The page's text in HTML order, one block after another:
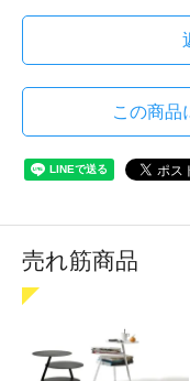
この商品
売れ筋商品